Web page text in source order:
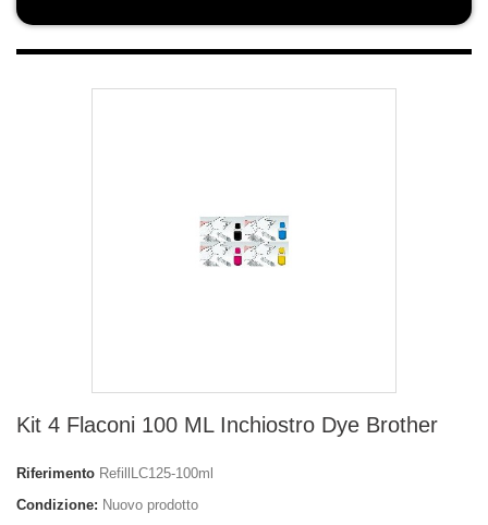
Kit 4 Flaconi 100 ML Inchiostro Dye Brother
Riferimento RefillLC125-100ml
Condizione: Nuovo prodotto